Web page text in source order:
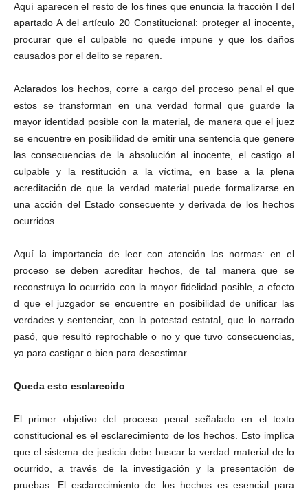
Aquí aparecen el resto de los fines que enuncia la fracción I del
apartado A del artículo 20 Constitucional: proteger al inocente,
procurar que el culpable no quede impune y que los daños
causados por el delito se reparen.
Aclarados los hechos, corre a cargo del proceso penal el que
estos se transforman en una verdad formal que guarde la
mayor identidad posible con la material, de manera que el juez
se encuentre en posibilidad de emitir una sentencia que genere
las consecuencias de la absolución al inocente, el castigo al
culpable y la restitución a la víctima, en base a la plena
acreditación de que la verdad material puede formalizarse en
una acción del Estado consecuente y derivada de los hechos
ocurridos.
Aquí la importancia de leer con atención las normas: en el
proceso se deben acreditar hechos, de tal manera que se
reconstruya lo ocurrido con la mayor fidelidad posible, a efecto
d que el juzgador se encuentre en posibilidad de unificar las
verdades y sentenciar, con la potestad estatal, que lo narrado
pasó, que resultó reprochable o no y que tuvo consecuencias,
ya para castigar o bien para desestimar.
Queda esto esclarecido
El primer objetivo del proceso penal señalado en el texto
constitucional es el esclarecimiento de los hechos. Esto implica
que el sistema de justicia debe buscar la verdad material de lo
ocurrido, a través de la investigación y la presentación de
pruebas. El esclarecimiento de los hechos es esencial para